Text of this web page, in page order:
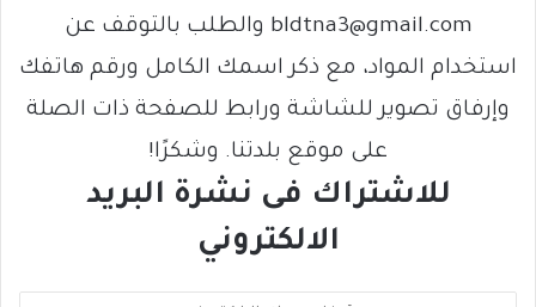
bldtna3@gmail.com والطلب بالتوقف عن
استخدام المواد، مع ذكر اسمك الكامل ورقم هاتفك
وإرفاق تصوير للشاشة ورابط للصفحة ذات الصلة
على موقع بلدتنا. وشكرًا!
للاشتراك فى نشرة البريد
الالكتروني